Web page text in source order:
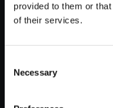
provided to them or
of their services.
Selection
Necessary
Vores indvendige
grundlæggende og
hygiejnisk. Vi